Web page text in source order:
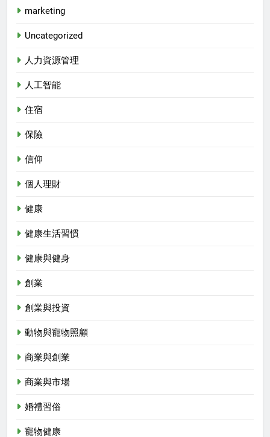
marketing
Uncategorized
人力資源管理
人工智能
住宿
保險
信仰
個人理財
健康
健康生活習慣
健康與健身
創業
創業與投資
動物與寵物照顧
商業與創業
商業與市場
婚禮習俗
寵物健康